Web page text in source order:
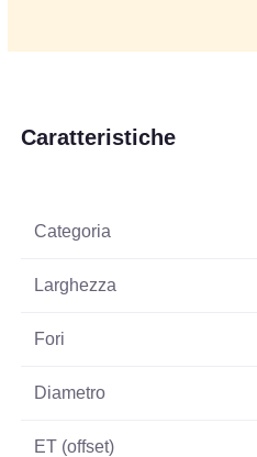
Caratteristiche
Categoria
Larghezza
Fori
Diametro
ET (offset)